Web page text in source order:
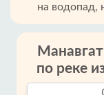
на водопад,
по реке